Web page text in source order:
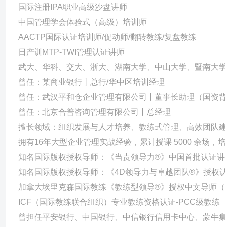
国际注册IPA职业高级沙盘讲师
中国管理学会体验式（高级）培训师
AACTP国际认证培训师/促动师/翻转教练/复盘教练
日产训MTP-TWI管理认证讲师
武大、华科、交大、浙大、湖南大学、中山大学、暨南大
曾任：某商业银行丨总行/华中区培训经理
曾任：武汉平和仓企业管理有限公司丨董事长助理（国资
曾任：北京合普咨询管理有限公司丨总经理
擅长领域：组织发展与人才培养、教练式管理、高效团队
拥有16年大型企业管理实战经验，累计授课 5000 余场，
知名国际版权授权导师：《当责领导力®》中国首批认证
知名国际版权授权导师：《4D领导力与卓越团队®》授权
加拿大埃里克森国际教练《教练型领导®》授权中文导师
ICF（国际教练联合组织）专业教练资格认证-PCC级教练
曾担任平安银行、中国银行、中信银行信用卡中心、蒙